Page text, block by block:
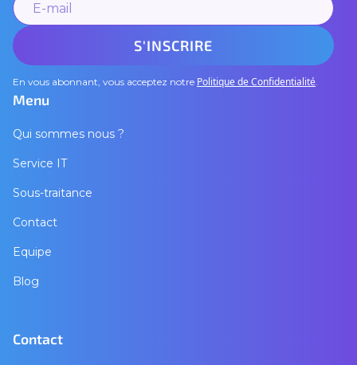
En vous abonnant, vous acceptez notre Politique de Confidentialité.
Menu
Qui sommes nous ?
Service IT
Sous-traitance
Contact
Equipe
Blog
Contact